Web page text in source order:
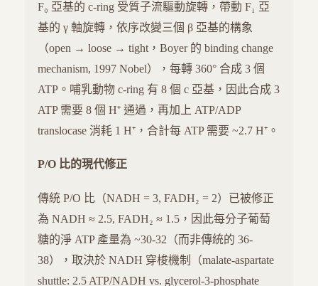
F₀ 亞基的 c-ring 受質子流驅動旋轉，帶動 F₁ 亞
基的 γ 軸旋轉，依序改變三個 β 亞基的構象
（open → loose → tight，Boyer 的 binding change
mechanism, 1997 Nobel），每轉 360° 合成 3 個
ATP。哺乳動物 c-ring 有 8 個 c 亞基，因此合成 3
ATP 需要 8 個 H⁺ 通過，再加上 ATP/ADP
translocase 消耗 1 H⁺，合計每 ATP 需要 ~2.7 H⁺。
P/O 比的現代修正
傳統 P/O 比（NADH = 3, FADH₂ = 2）已被修正
為 NADH ≈ 2.5, FADH₂ ≈ 1.5，因此每分子葡萄
糖的淨 ATP 產量為 ~30-32（而非傳統的 36-
38），取決於 NADH 穿梭機制（malate-aspartate
shuttle: 2.5 ATP/NADH vs. glycerol-3-phosphate